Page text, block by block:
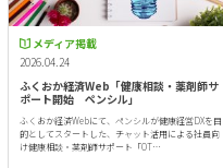
メディア掲載
2026.04.24
ふくおか経済Web「健康相談・薬剤師サ
ポート開始 ペンシル」
ふくおか経済Webにて、ペンシルが健康経営DXを目
的としてスタートした、チャット活用による社員向
け健康相談・薬剤師サポート「OT…